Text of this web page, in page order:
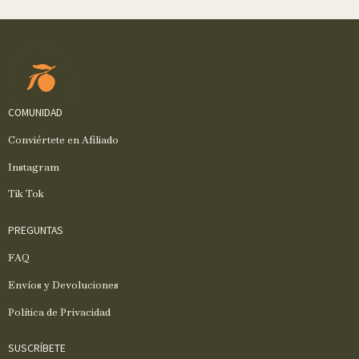
COMUNIDAD
Conviértete en Afiliado
Instagram
Tik Tok
PREGUNTAS
FAQ
Envíos y Devoluciones
Política de Privacidad
SUSCRÍBETE